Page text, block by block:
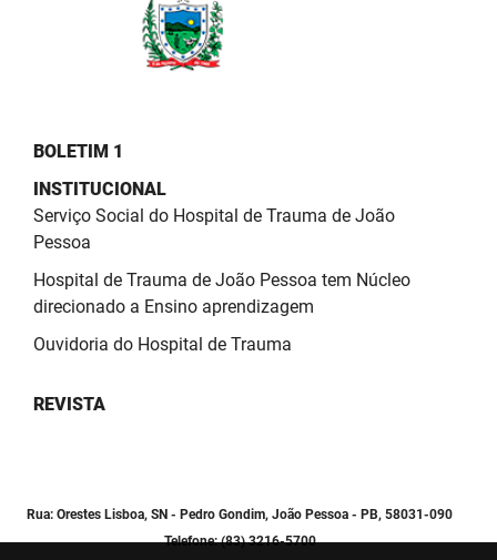
BOLETIM 1
INSTITUCIONAL
Serviço Social do Hospital de Trauma de João
Pessoa
Hospital de Trauma de João Pessoa tem Núcleo
direcionado a Ensino aprendizagem
Ouvidoria do Hospital de Trauma
REVISTA
Rua: Orestes Lisboa, SN - Pedro Gondim, João Pessoa - PB, 58031-090
Telefone: (83) 3216-5700